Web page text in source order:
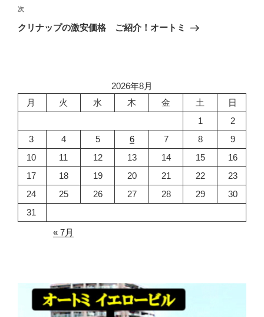
ビ
ゲ
ン
稿
次
の
次
クリナップの激安価格 ご紹介！オートミ
2026年8月
月
火 水 木 金 土
日
1
2
3
4 5 6 7 8
9
10
11 12 13 14 15
16
17
18 19 20 21 22
23
24
25 26 27 28 29
30
31
« 7月